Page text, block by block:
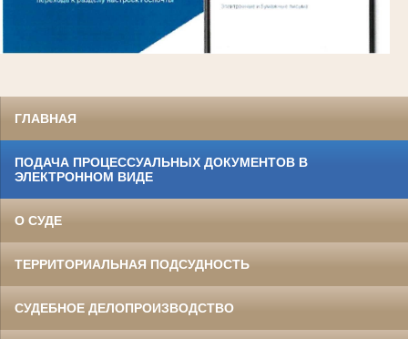
ГЛАВНАЯ
ПОДАЧА ПРОЦЕССУАЛЬНЫХ ДОКУМЕНТОВ В
ЭЛЕКТРОННОМ ВИДЕ
О СУДЕ
ТЕРРИТОРИАЛЬНАЯ ПОДСУДНОСТЬ
СУДЕБНОЕ ДЕЛОПРОИЗВОДСТВО